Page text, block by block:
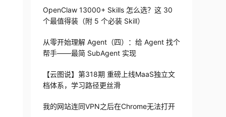
OpenClaw 13000+ Skills 怎么选？这 30
个最值得装（附 5 个必装 Skill）
从零开始理解 Agent（四）：给 Agent 找个
帮手——最简 SubAgent 实现
【云图说】第318期 重磅上线MaaS独立文
档体系，学习路径更丝滑
我的网站连同VPN之后在Chrome无法打开